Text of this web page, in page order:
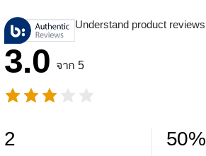
Understand product reviews
3.0 จาก 5
2 50%